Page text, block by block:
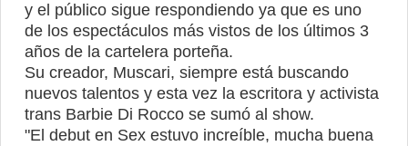
y el público sigue respondiendo ya que es uno
de los espectáculos más vistos de los últimos 3
años de la cartelera porteña.
Su creador, Muscari, siempre está buscando
nuevos talentos y esta vez la escritora y activista
trans Barbie Di Rocco se sumó al show.
"El debut en Sex estuvo increíble, mucha buena